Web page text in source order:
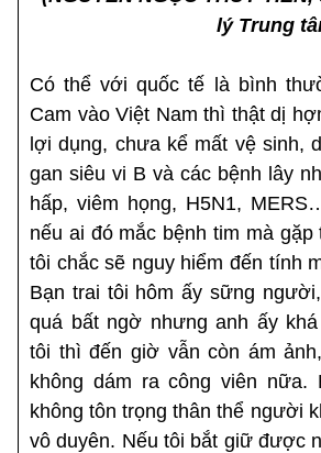
lý Trung
Có thể với quốc tế là bình
Cam vào Việt Nam thì thật dị
lợi dụng, chưa kể mất vệ sinh,
gan siêu vi B và các bệnh lây
hấp, viêm họng, H5N1,
nếu ai đó mắc bệnh tim mà
tôi chắc sẽ nguy hiểm đến tính
Bạn trai tôi hôm ấy sững
quá bất ngờ nhưng anh ấy
tôi thì đến giờ vẫn còn ám
không dám ra công viên nữa.
không tôn trọng thân thể người
vô duyên. Nếu tôi bắt giữ được